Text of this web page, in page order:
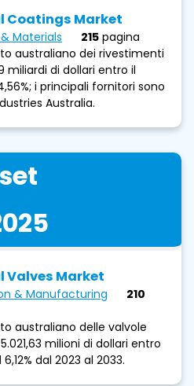
Coatings Market
Materials 215 pagina
australiano dei rivestimenti
miliardi di dollari entro il
i principali fornitori sono
Australia.
set
Market
& Manufacturing
210
australiano delle valvole
milioni di dollari entro
dal 2023 al 2033.